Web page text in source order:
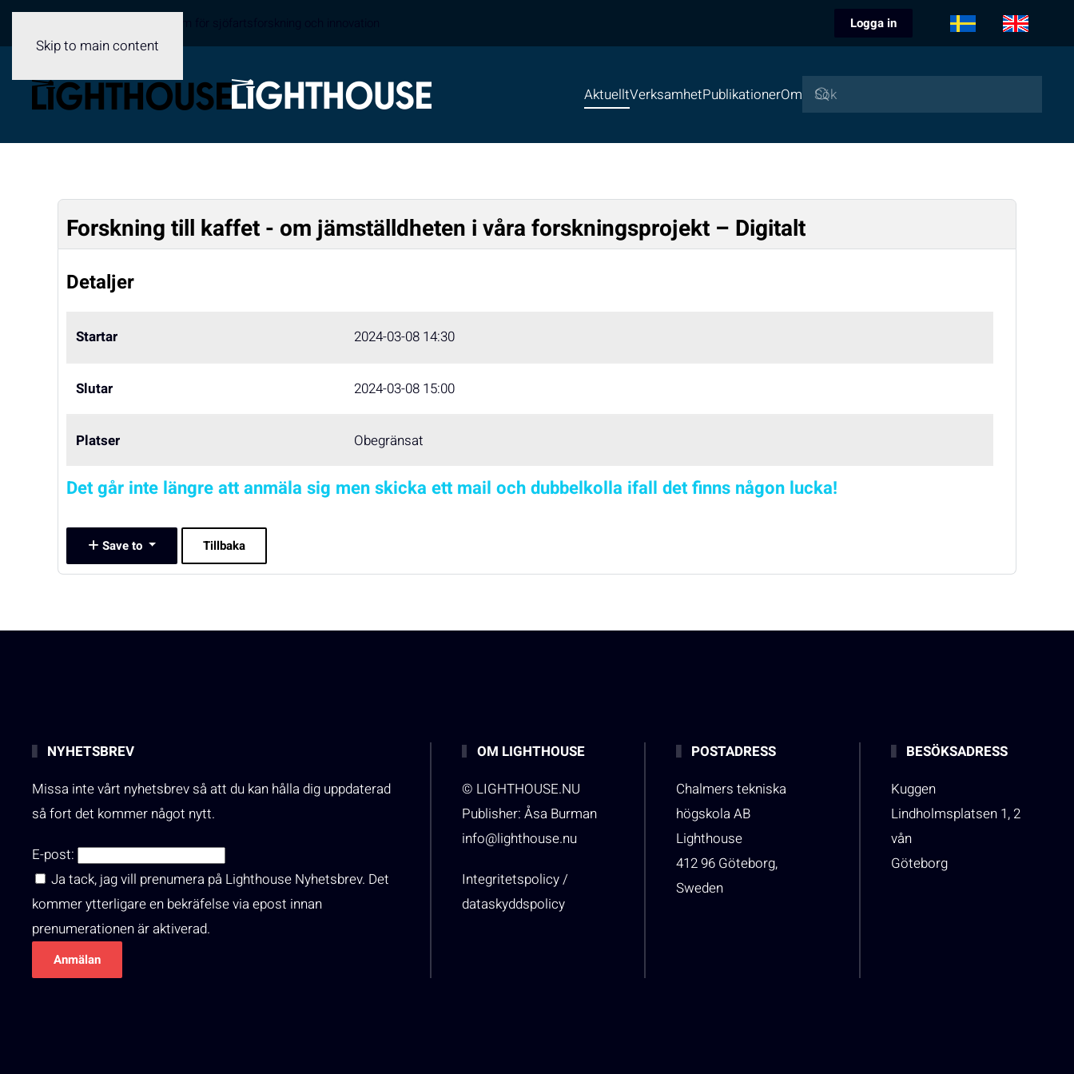
Skip to main content
Logga in
AktuelltVerksamhetPublikationerOm
Forskning till kaffet - om jämställdheten i våra forskningsprojekt – Digitalt
Detaljer
Startar 2024-03-08 14:30
Slutar 2024-03-08 15:00
Platser Obegränsat
Det går inte längre att anmäla sig men skicka ett mail och dubbelkolla ifall det finns någon lucka!
Save to Tillbaka
NYHETSBREV
Missa inte vårt nyhetsbrev så att du kan hålla dig uppdaterad
så fort det kommer något nytt.
E-post:
Ja tack, jag vill prenumera på Lighthouse Nyhetsbrev. Det
kommer ytterligare en bekräfelse via epost innan
prenumerationen är aktiverad.
OM LIGHTHOUSE
© LIGHTHOUSE.NU
Publisher: Åsa Burman
info@lighthouse.nu
Integritetspolicy /
dataskyddspolicy
POSTADRESS
Chalmers tekniska
högskola AB
Lighthouse
412 96 Göteborg,
Sweden
BESÖKSADRESS
Kuggen
Lindholmsplatsen 1, 2
vån
Göteborg